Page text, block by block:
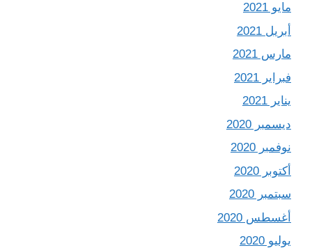
مايو 2021
أبريل 2021
مارس 2021
فبراير 2021
يناير 2021
ديسمبر 2020
نوفمبر 2020
أكتوبر 2020
سبتمبر 2020
أغسطس 2020
يوليو 2020